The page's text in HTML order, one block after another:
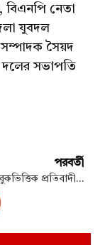
বিএনপি নেতা
যুবদল
সৈয়দ
সভাপতি
পরবর্তী
‘আ.লীগ ফেসবুকভিত্তিক প্রতিবাদী দলে পরিণত হয়েছে’